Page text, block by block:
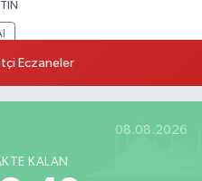
Eczaneler
08.08.2026
KALAN